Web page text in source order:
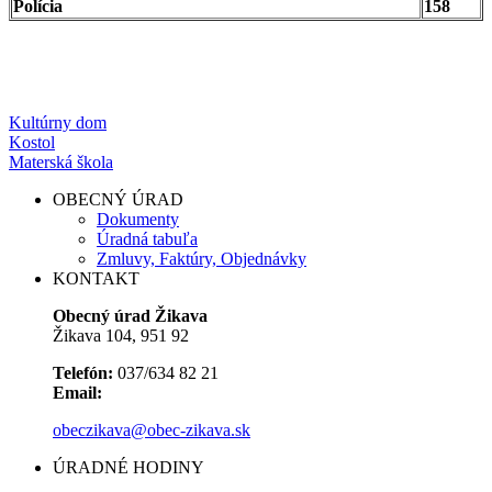
Polícia
158
Kultúrny dom
Kostol
Materská škola
OBECNÝ ÚRAD
Dokumenty
Úradná tabuľa
Zmluvy, Faktúry, Objednávky
KONTAKT
Obecný úrad Žikava
Žikava 104, 951 92
Telefón: 037/634 82 21
Email:
obeczikava@obec-zikava.sk
ÚRADNÉ HODINY